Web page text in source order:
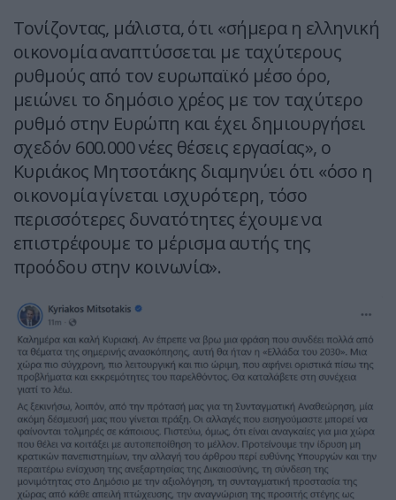
Τονίζοντας, μάλιστα, ότι «σήμερα η ελληνική
οικονομία αναπτύσσεται με ταχύτερους
ρυθμούς από τον ευρωπαϊκό μέσο όρο,
μειώνει το δημόσιο χρέος με τον ταχύτερο
ρυθμό στην Ευρώπη και έχει δημιουργήσει
σχεδόν 600.000 νέες θέσεις εργασίας», ο
Κυριάκος Μητσοτάκης διαμηνύει ότι «όσο η
οικονομία γίνεται ισχυρότερη, τόσο
περισσότερες δυνατότητες έχουμε να
επιστρέφουμε το μέρισμα αυτής της
προόδου στην κοινωνία».